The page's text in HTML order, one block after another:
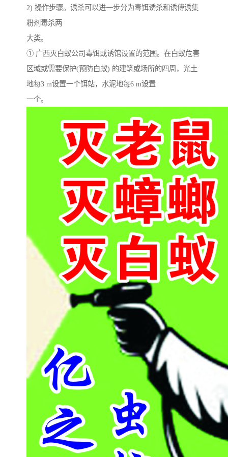
2) 操作步骤。诱杀可以进一步分为毒饵诱杀和诱傅诱集
粉剂毒杀两
大类。
① 广西灭白蚁公司毒饵或诱馆设置的范围。在白蚁危害
区域或需要保护(预防白蚁) 的建筑或场所的四周，光土
地每3 m设置一个饵站，水泥地每6 m设置
一个。